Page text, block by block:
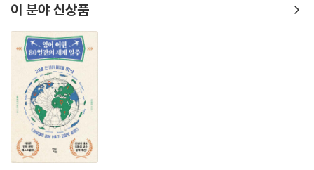
이 분야 신상품